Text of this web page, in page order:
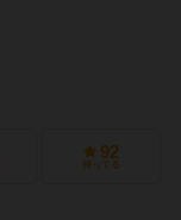
92
持ってる